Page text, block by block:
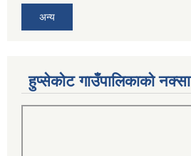
अन्य
हुप्सेकोट गाउँपालिकाको नक्सा